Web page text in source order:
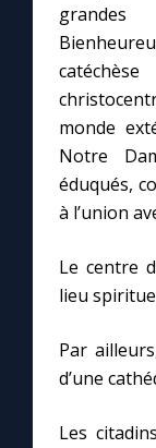
Contact
Faire un don
Marie de
monde
Notre
éduqués,
à l’union
Le centre
lieu
Par
d’une
Les